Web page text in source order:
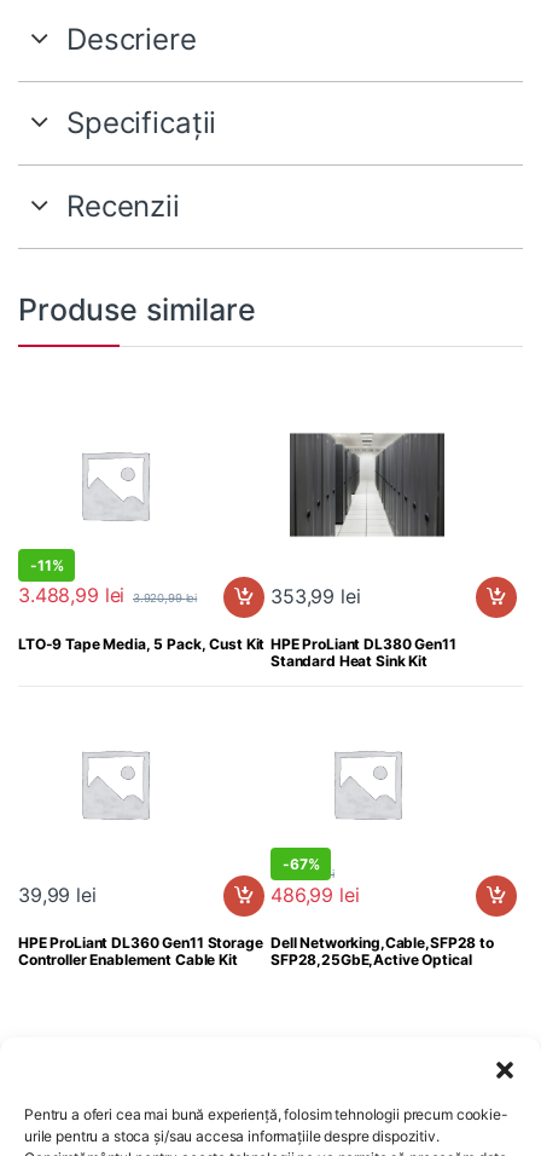
Pentru a oferi cea mai bună experiență, folosim tehnologii precum cookie-
urile pentru a stoca și/sau accesa informațiile despre dispozitiv.
Descriere
Specificații
Recenzii
Produse similare
LTO-9 Tape Media, 5 Pack, Cust Kit
-11%
3.488,99 lei 3.920,99lei
HPE ProLiant DL380 Gen11
Standard Heat Sink Kit
353,99 lei
HPE ProLiant DL360 Gen11 Storage
Controller Enablement Cable Kit
39,99 lei
Dell Networking,Cable,SFP28 to
SFP28,25GbE,Active Optical
-67%
486,99 lei
1.458,99 lei